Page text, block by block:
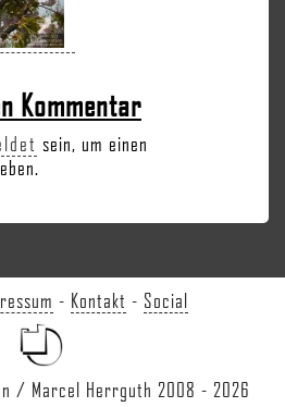
Kommentar
sein, um einen
- Kontakt - Social
/ Marcel Herrguth 2008 - 2026